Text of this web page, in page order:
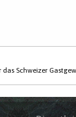
Schweizer